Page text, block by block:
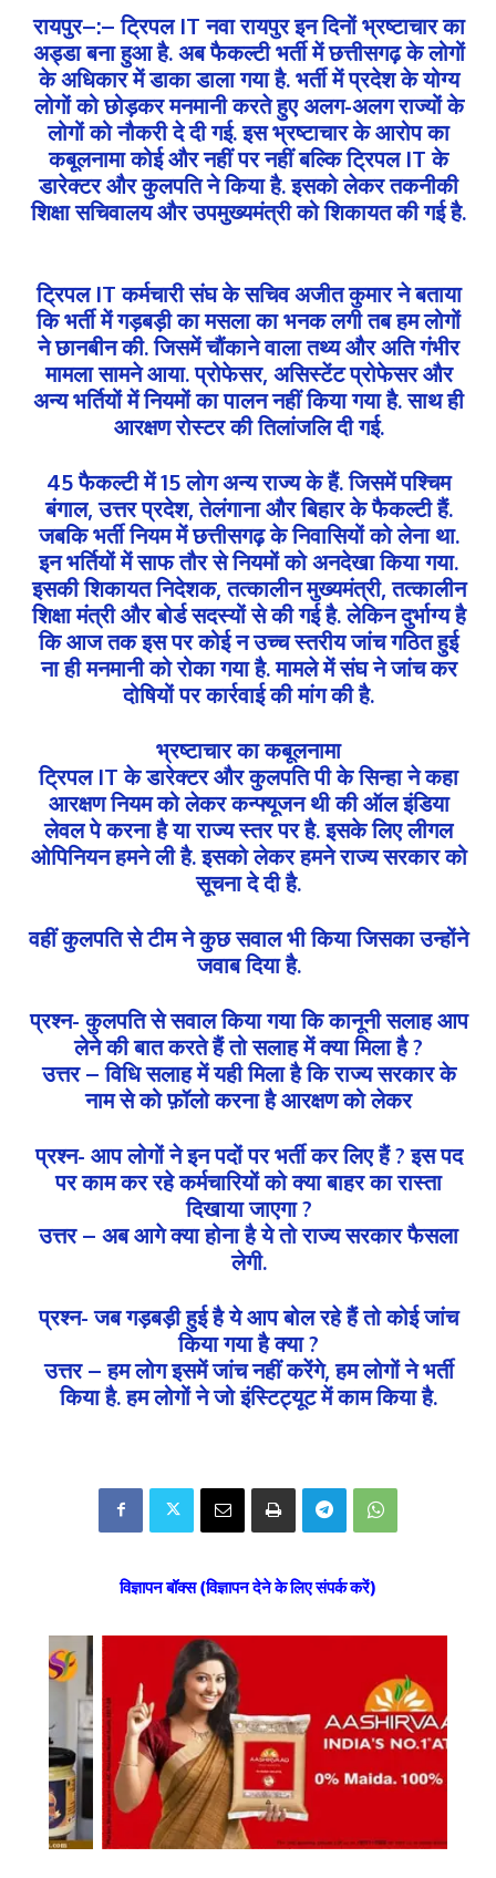
रायपुर–:– ट्रिपल IT नवा रायपुर इन दिनों भ्रष्टाचार का
अड्डा बना हुआ है. अब फैकल्टी भर्ती में छत्तीसगढ़ के लोगों
के अधिकार में डाका डाला गया है. भर्ती में प्रदेश के योग्य
लोगों को छोड़कर मनमानी करते हुए अलग-अलग राज्यों के
लोगों को नौकरी दे दी गई. इस भ्रष्टाचार के आरोप का
कबूलनामा कोई और नहीं पर नहीं बल्कि ट्रिपल IT के
डारेक्टर और कुलपति ने किया है. इसको लेकर तकनीकी
शिक्षा सचिवालय और उपमुख्यमंत्री को शिकायत की गई है.
ट्रिपल IT कर्मचारी संघ के सचिव अजीत कुमार ने बताया
कि भर्ती में गड़बड़ी का मसला का भनक लगी तब हम लोगों
ने छानबीन की. जिसमें चौंकाने वाला तथ्य और अति गंभीर
मामला सामने आया. प्रोफेसर, असिस्टेंट प्रोफेसर और
अन्य भर्तियों में नियमों का पालन नहीं किया गया है. साथ ही
आरक्षण रोस्टर की तिलांजलि दी गई.
45 फैकल्टी में 15 लोग अन्य राज्य के हैं. जिसमें पश्चिम
बंगाल, उत्तर प्रदेश, तेलंगाना और बिहार के फैकल्टी हैं.
जबकि भर्ती नियम में छत्तीसगढ़ के निवासियों को लेना था.
इन भर्तियों में साफ तौर से नियमों को अनदेखा किया गया.
इसकी शिकायत निदेशक, तत्कालीन मुख्यमंत्री, तत्कालीन
शिक्षा मंत्री और बोर्ड सदस्यों से की गई है. लेकिन दुर्भाग्य है
कि आज तक इस पर कोई न उच्च स्तरीय जांच गठित हुई
ना ही मनमानी को रोका गया है. मामले में संघ ने जांच कर
दोषियों पर कार्रवाई की मांग की है.
भ्रष्टाचार का कबूलनामा
ट्रिपल IT के डारेक्टर और कुलपति पी के सिन्हा ने कहा
आरक्षण नियम को लेकर कन्फ्यूजन थी की ऑल इंडिया
लेवल पे करना है या राज्य स्तर पर है. इसके लिए लीगल
ओपिनियन हमने ली है. इसको लेकर हमने राज्य सरकार को
सूचना दे दी है.
वहीं कुलपति से टीम ने कुछ सवाल भी किया जिसका उन्होंने
जवाब दिया है.
प्रश्न- कुलपति से सवाल किया गया कि कानूनी सलाह आप
लेने की बात करते हैं तो सलाह में क्या मिला है ?
उत्तर – विधि सलाह में यही मिला है कि राज्य सरकार के
नाम से को फ़ॉलो करना है आरक्षण को लेकर
प्रश्न- आप लोगों ने इन पदों पर भर्ती कर लिए हैं ? इस पद
पर काम कर रहे कर्मचारियों को क्या बाहर का रास्ता
दिखाया जाएगा ?
उत्तर – अब आगे क्या होना है ये तो राज्य सरकार फैसला
लेगी.
प्रश्न- जब गड़बड़ी हुई है ये आप बोल रहे हैं तो कोई जांच
किया गया है क्या ?
उत्तर – हम लोग इसमें जांच नहीं करेंगे, हम लोगों ने भर्ती
किया है. हम लोगों ने जो इंस्टिट्यूट में काम किया है.
विज्ञापन बॉक्स (विज्ञापन देने के लिए संपर्क करें)